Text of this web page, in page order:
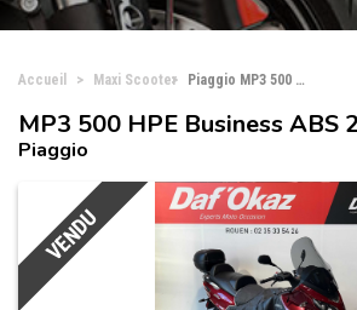
Accueil Maxi Scooter Piaggio MP3 500 HPE Business ABS
VENDU
MP3 500 HPE Business ABS
Piaggio